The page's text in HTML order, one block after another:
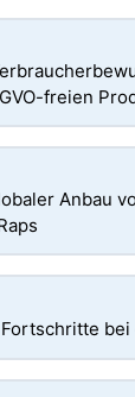
freien
Anbau
bei